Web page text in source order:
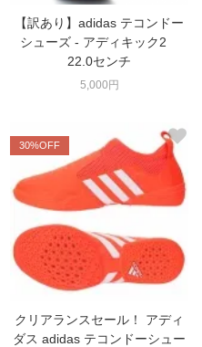
【訳あり】adidas テコンドー
シューズ - アディキック2
22.0センチ
5,000円
30%OFF
クリアランスセール！ アディ
ダス adidas テコンドーシュー